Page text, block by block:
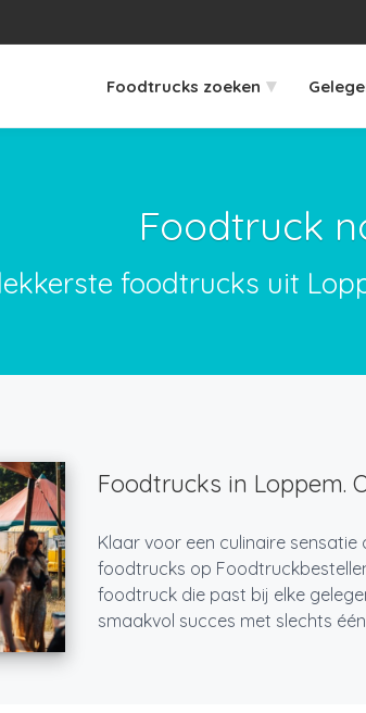
Foodtrucks zoeken ▾
Foodtruck
foodtrucks uit
Foodtrucks in Loppem.
Klaar voor een culinaire
foodtrucks op
foodtruck die past bij elke
smaakvol succes met slechts één